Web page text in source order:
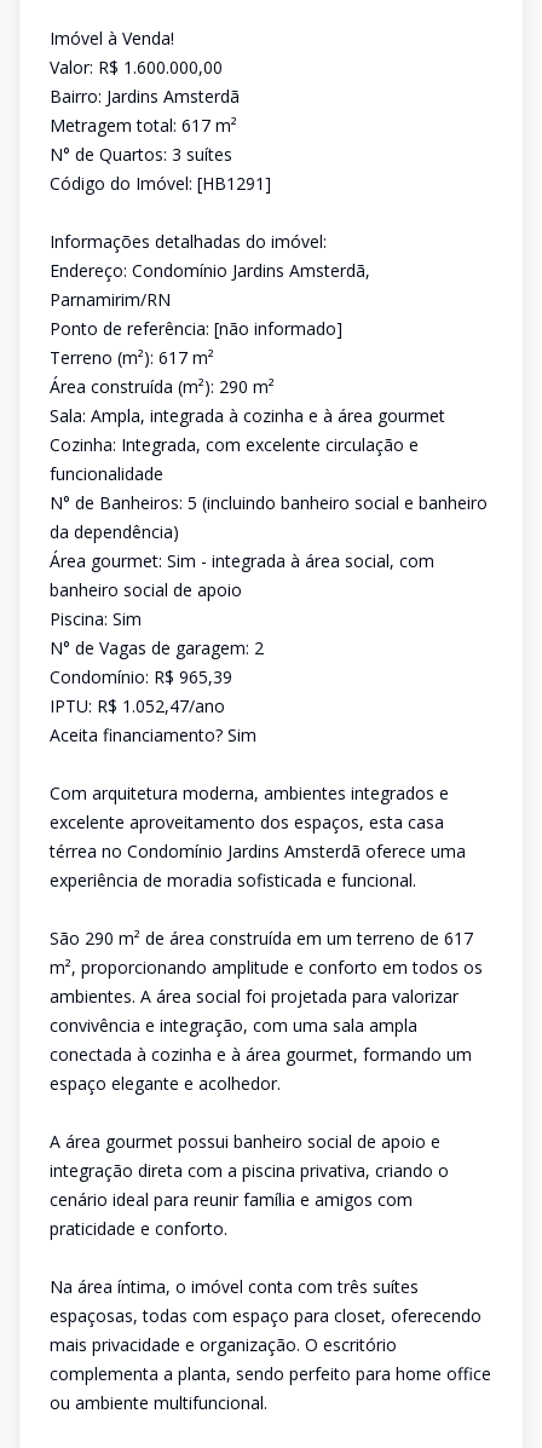
Imóvel à Venda!
Valor: R$ 1.600.000,00
Bairro: Jardins Amsterdã
Metragem total: 617 m²
N° de Quartos: 3 suítes
Código do Imóvel: [HB1291]
Informações detalhadas do imóvel:
Endereço: Condomínio Jardins Amsterdã,
Parnamirim/RN
Ponto de referência: [não informado]
Terreno (m²): 617 m²
Área construída (m²): 290 m²
Sala: Ampla, integrada à cozinha e à área gourmet
Cozinha: Integrada, com excelente circulação e
funcionalidade
N° de Banheiros: 5 (incluindo banheiro social e banheiro
da dependência)
Área gourmet: Sim - integrada à área social, com
banheiro social de apoio
Piscina: Sim
N° de Vagas de garagem: 2
Condomínio: R$ 965,39
IPTU: R$ 1.052,47/ano
Aceita financiamento? Sim
Com arquitetura moderna, ambientes integrados e
excelente aproveitamento dos espaços, esta casa
térrea no Condomínio Jardins Amsterdã oferece uma
experiência de moradia sofisticada e funcional.
São 290 m² de área construída em um terreno de 617
m², proporcionando amplitude e conforto em todos os
ambientes. A área social foi projetada para valorizar
convivência e integração, com uma sala ampla
conectada à cozinha e à área gourmet, formando um
espaço elegante e acolhedor.
A área gourmet possui banheiro social de apoio e
integração direta com a piscina privativa, criando o
cenário ideal para reunir família e amigos com
praticidade e conforto.
Na área íntima, o imóvel conta com três suítes
espaçosas, todas com espaço para closet, oferecendo
mais privacidade e organização. O escritório
complementa a planta, sendo perfeito para home office
ou ambiente multifuncional.